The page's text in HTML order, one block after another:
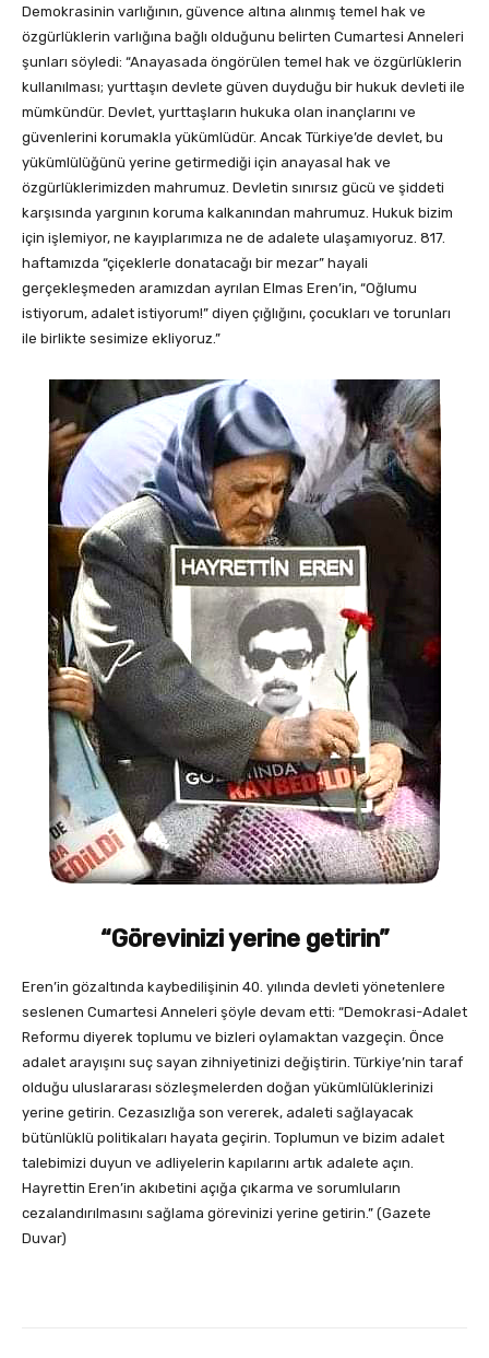
Demokrasinin varlığının, güvence altına alınmış temel hak ve
özgürlüklerin varlığına bağlı olduğunu belirten Cumartesi Anneleri
şunları söyledi: “Anayasada öngörülen temel hak ve özgürlüklerin
kullanılması; yurttaşın devlete güven duyduğu bir hukuk devleti ile
mümkündür. Devlet, yurttaşların hukuka olan inançlarını ve
güvenlerini korumakla yükümlüdür. Ancak Türkiye’de devlet, bu
yükümlülüğünü yerine getirmediği için anayasal hak ve
özgürlüklerimizden mahrumuz. Devletin sınırsız gücü ve şiddeti
karşısında yargının koruma kalkanından mahrumuz. Hukuk bizim
için işlemiyor, ne kayıplarımıza ne de adalete ulaşamıyoruz. 817.
haftamızda “çiçeklerle donatacağı bir mezar” hayali
gerçekleşmeden aramızdan ayrılan Elmas Eren’in, “Oğlumu
istiyorum, adalet istiyorum!” diyen çığlığını, çocukları ve torunları
ile birlikte sesimize ekliyoruz.”
“Görevinizi yerine getirin”
Eren’in gözaltında kaybedilişinin 40. yılında devleti yönetenlere
seslenen Cumartesi Anneleri şöyle devam etti: “Demokrasi-Adalet
Reformu diyerek toplumu ve bizleri oylamaktan vazgeçin. Önce
adalet arayışını suç sayan zihniyetinizi değiştirin. Türkiye’nin taraf
olduğu uluslararası sözleşmelerden doğan yükümlülüklerinizi
yerine getirin. Cezasızlığa son vererek, adaleti sağlayacak
bütünlüklü politikaları hayata geçirin. Toplumun ve bizim adalet
talebimizi duyun ve adliyelerin kapılarını artık adalete açın.
Hayrettin Eren’in akıbetini açığa çıkarma ve sorumluların
cezalandırılmasını sağlama görevinizi yerine getirin.” (Gazete
Duvar)